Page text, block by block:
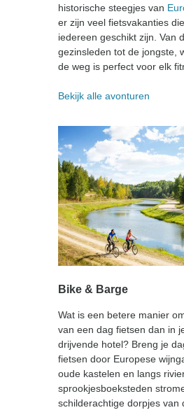
historische steegjes van
er zijn veel fietsvakanties
iedereen geschikt zijn. Van
gezinsleden tot de jongste,
de weg is perfect voor elk
Bekijk alle avonturen
Bike & Barge
Wat is een betere manier
van een dag fietsen dan in
drijvende hotel? Breng je
fietsen door Europese
oude kastelen en langs
sprookjesboeksteden
schilderachtige dorpjes van